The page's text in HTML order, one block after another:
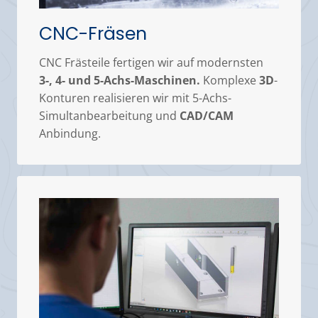
CNC-Fräsen
CNC Frästeile fertigen wir auf modernsten
3-, 4- und 5-Achs-Maschinen. Komplexe3D-
Konturen realisieren wir mit 5-Achs-
Simultanbearbeitung und CAD/CAM
Anbindung.